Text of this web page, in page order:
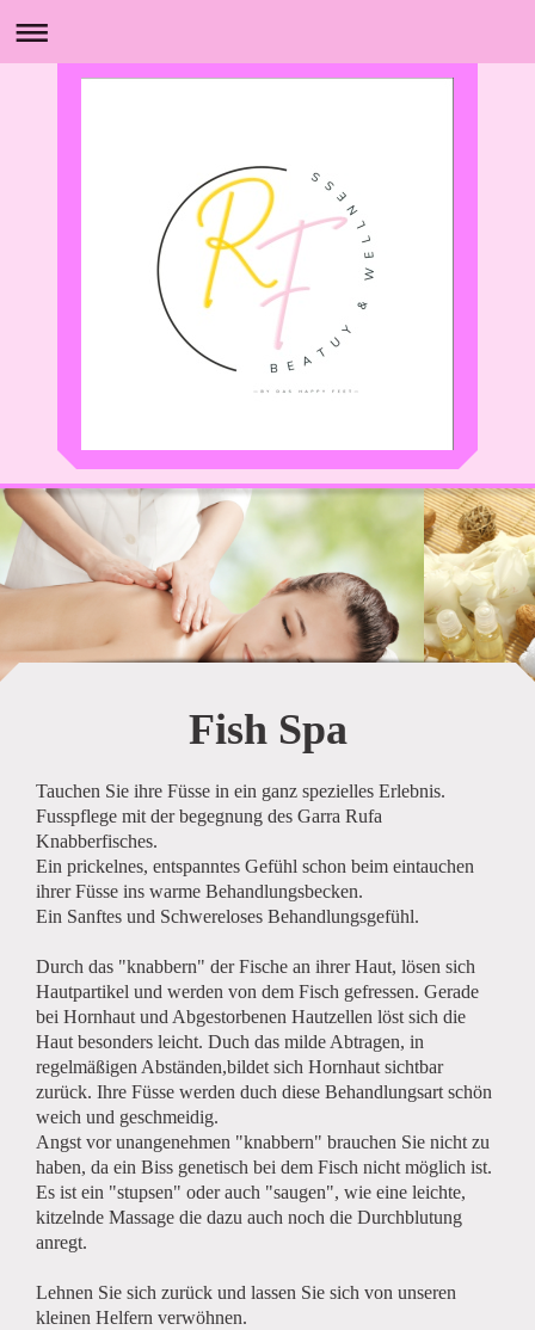
Fish Spa
Tauchen Sie ihre Füsse in ein ganz spezielles Erlebnis.
Fusspflege mit der begegnung des Garra Rufa
Knabberfisches.
Ein prickelnes, entspanntes Gefühl schon beim eintauchen
ihrer Füsse ins warme Behandlungsbecken.
Ein Sanftes und Schwereloses Behandlungsgefühl.
Durch das "knabbern" der Fische an ihrer Haut, lösen sich
Hautpartikel und werden von dem Fisch gefressen. Gerade
bei Hornhaut und Abgestorbenen Hautzellen löst sich die
Haut besonders leicht. Duch das milde Abtragen, in
regelmäßigen Abständen,bildet sich Hornhaut sichtbar
zurück. Ihre Füsse werden duch diese Behandlungsart schön
weich und geschmeidig.
Angst vor unangenehmen "knabbern" brauchen Sie nicht zu
haben, da ein Biss genetisch bei dem Fisch nicht möglich ist.
Es ist ein "stupsen" oder auch "saugen", wie eine leichte,
kitzelnde Massage die dazu auch noch die Durchblutung
anregt.
Lehnen Sie sich zurück und lassen Sie sich von unseren
kleinen Helfern verwöhnen.